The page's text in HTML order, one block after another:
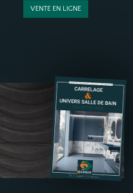
VENTE EN LIGNE